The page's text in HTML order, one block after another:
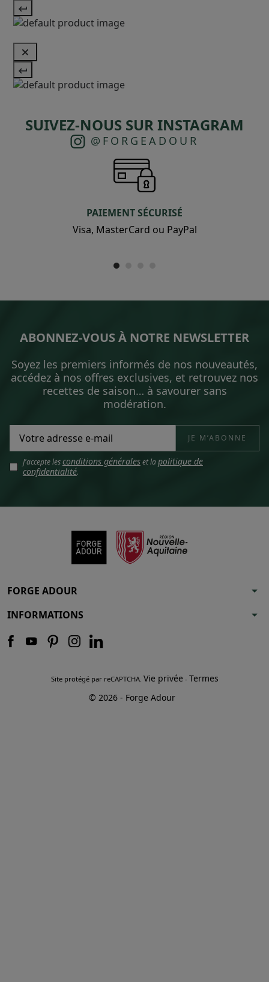
SUIVEZ-NOUS SUR INSTAGRAM
@FORGEADOUR
PAIEMENT SÉCURISÉ
Visa, MasterCard ou PayPal
ABONNEZ-VOUS À NOTRE NEWSLETTER
Soyez les premiers informés de nos nouveautés,
accédez à nos offres exclusives, et retrouvez nos
recettes de saison… à savourer sans
modération.
J'accepte lesconditions généraleset lapolitique de
confidentialité.
FORGE ADOUR arrow_drop_down
INFORMATIONS arrow_drop_down
Site protégé par reCAPTCHA. Vie privée - Termes
© 2026 - Forge Adour